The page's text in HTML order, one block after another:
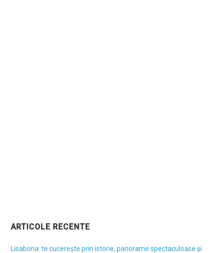
ARTICOLE RECENTE
Lisabona: te cucerește prin istorie, panorame spectaculoase și